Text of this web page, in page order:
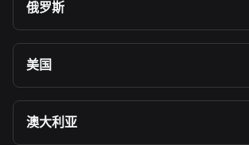
俄罗斯
美国
澳大利亚